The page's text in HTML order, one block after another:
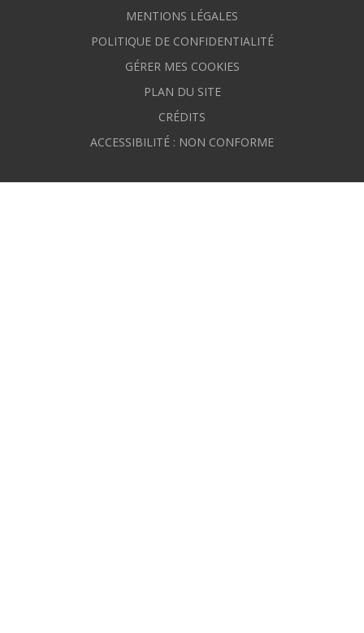
MENTIONS LÉGALES
POLITIQUE DE CONFIDENTIALITÉ
GÉRER MES COOKIES
PLAN DU SITE
CRÉDITS
ACCESSIBILITÉ : NON CONFORME